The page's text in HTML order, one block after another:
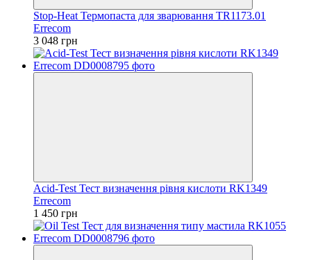
Stop-Heat Термопаста для зварювання TR1173.01
Errecom
3 048 грн
Acid-Test Тест визначення рівня кислоти RK1349
Errecom
1 450 грн